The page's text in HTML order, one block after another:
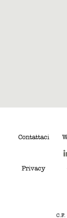
Contattaci
Privacy